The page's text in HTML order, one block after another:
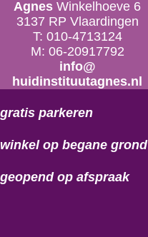
Agnes Winkelhoeve 6
3137 RP Vlaardingen
T: 010-4713124
M: 06-20917792
info@
huidinstituutagnes.nl
parkeren
op begane grond
op afspraak